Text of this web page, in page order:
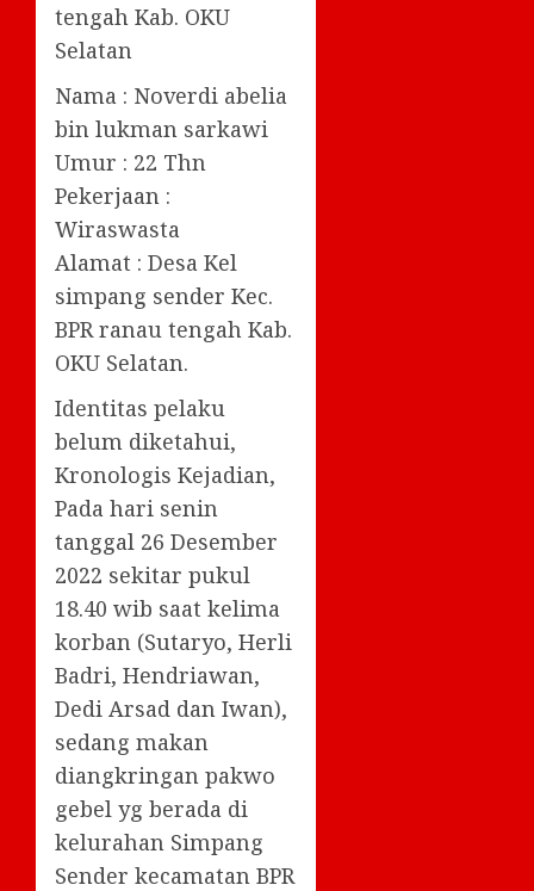
tengah Kab. OKU
Selatan
Nama : Noverdi abelia
bin lukman sarkawi
Umur : 22 Thn
Pekerjaan :
Wiraswasta
Alamat : Desa Kel
simpang sender Kec.
BPR ranau tengah Kab.
OKU Selatan.
Identitas pelaku
belum diketahui,
Kronologis Kejadian,
Pada hari senin
tanggal 26 Desember
2022 sekitar pukul
18.40 wib saat kelima
korban (Sutaryo, Herli
Badri, Hendriawan,
Dedi Arsad dan Iwan),
sedang makan
diangkringan pakwo
gebel yg berada di
kelurahan Simpang
Sender kecamatan BPR